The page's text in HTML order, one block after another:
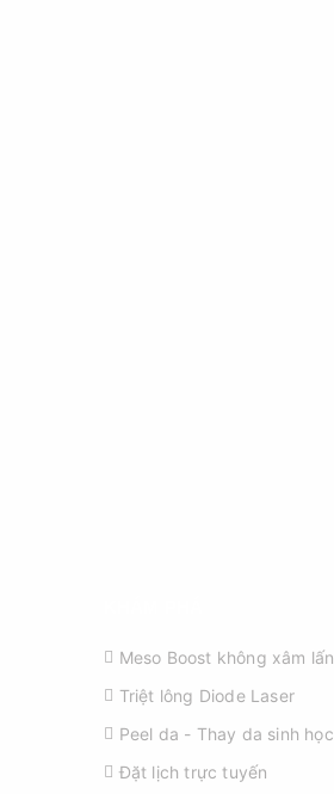
Meso Boost không xâm lấn
Triệt lông Diode Laser
Peel da - Thay da sinh học
Đặt lịch trực tuyến